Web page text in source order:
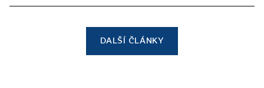
DALŠÍ ČLÁNKY